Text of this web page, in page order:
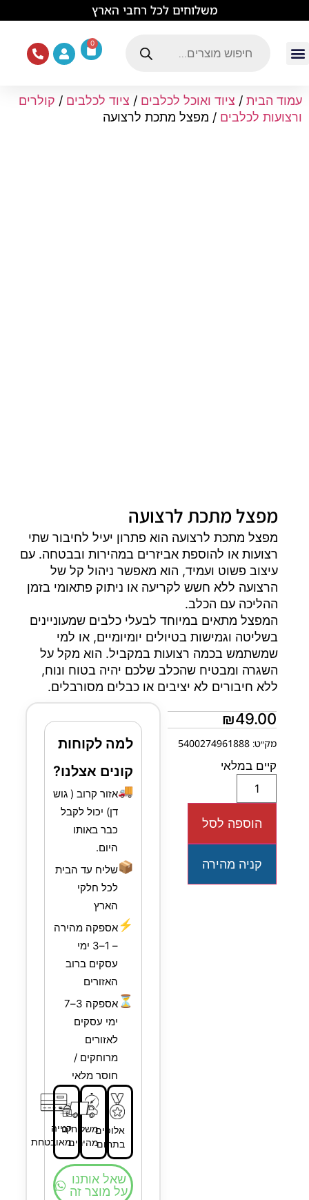
משלוחים לכל רחבי הארץ
0
עמוד הבית / ציוד ואוכל לכלבים / ציוד לכלבים / קולרים
ורצועות לכלבים / מפצל מתכת לרצועה
מפצל מתכת לרצועה
מפצל מתכת לרצועה הוא פתרון יעיל לחיבור שתי
רצועות או להוספת אביזרים במהירות ובבטחה. עם
עיצוב פשוט ועמיד, הוא מאפשר ניהול קל של
הרצועה ללא חשש לקריעה או ניתוק פתאומי בזמן
ההליכה עם הכלב.
המפצל מתאים במיוחד לבעלי כלבים שמעוניינים
בשליטה וגמישות בטיולים יומיומיים, או למי
שמשתמש בכמה רצועות במקביל. הוא מקל על
השגרה ומבטיח שהכלב שלכם יהיה בטוח ונוח,
ללא חיבורים לא יציבים או כבלים מסורבלים.
₪49.00
מק״ט: 5400274961888
קיים במלאי
הוספה לסל
קניה מהירה
למה לקוחות
קונים אצלנו?
🚚אזור קרוב ( גוש
דן) יכול לקבל
כבר באותו
היום.
📦שליח עד הבית
לכל חלקי
הארץ
⚡אספקה מהירה
– 1–3 ימי
עסקים ברוב
האזורים
⏳
אספקה 3–7
ימי עסקים
לאזורים
מרוחקים /
חוסר מלאי
אלופים
בתחום
משלוחים
מהירים
קנייה
מאובטחת
שאל אותנו
על מוצר זה